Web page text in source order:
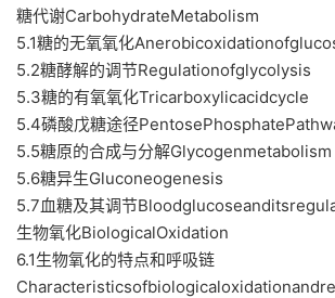
糖代谢CarbohydrateMetabolism
5.1糖的无氧氧化
5.2糖酵解的调节Regulationofglycolysis
5.3糖的有氧氧化Tricarboxylicacidcycle
5.4磷酸戊糖途径
5.5糖原的合成与分解Glycogenmetabolism
5.6糖异生Gluconeogenesis
5.7血糖及其调节
生物氧化BiologicalOxidation
6.1生物氧化的特点和呼吸链